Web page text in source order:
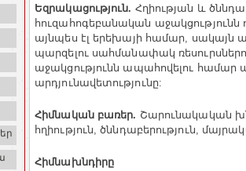
Եզրակացություն. Հղիության և
հուզահոգեբանական աջակցությունն
այնպես էլ երեխայի համար, սակայն
պարզելու սահմանափակ
աջակցությունն ապահովելու համար
արդյունավետությունը:
Հիմնական բառեր. Շարունակական
հղիություն,ծննդաբերություն,
Հիմնախնդիրը